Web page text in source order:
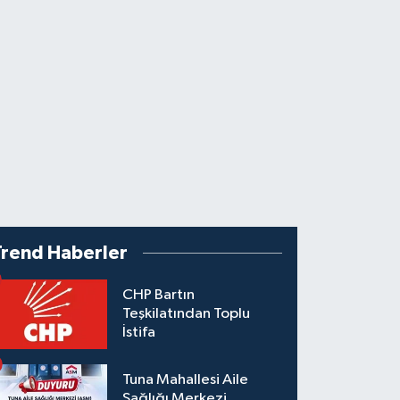
Haberler
CHP Bartın
Teşkilatından Toplu
İstifa
Tuna Mahallesi Aile